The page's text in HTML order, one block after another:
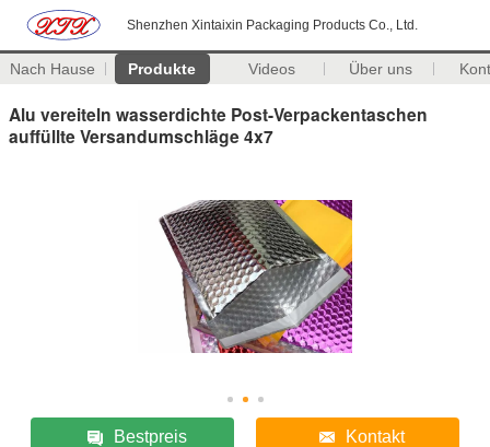
Shenzhen Xintaixin Packaging Products Co., Ltd.
Nach Hause Produkte Videos Über uns
Alu vereiteln wasserdichte Post-Verpackentaschen
auffüllte Versandumschläge 4x7
Bestpreis Kontakt